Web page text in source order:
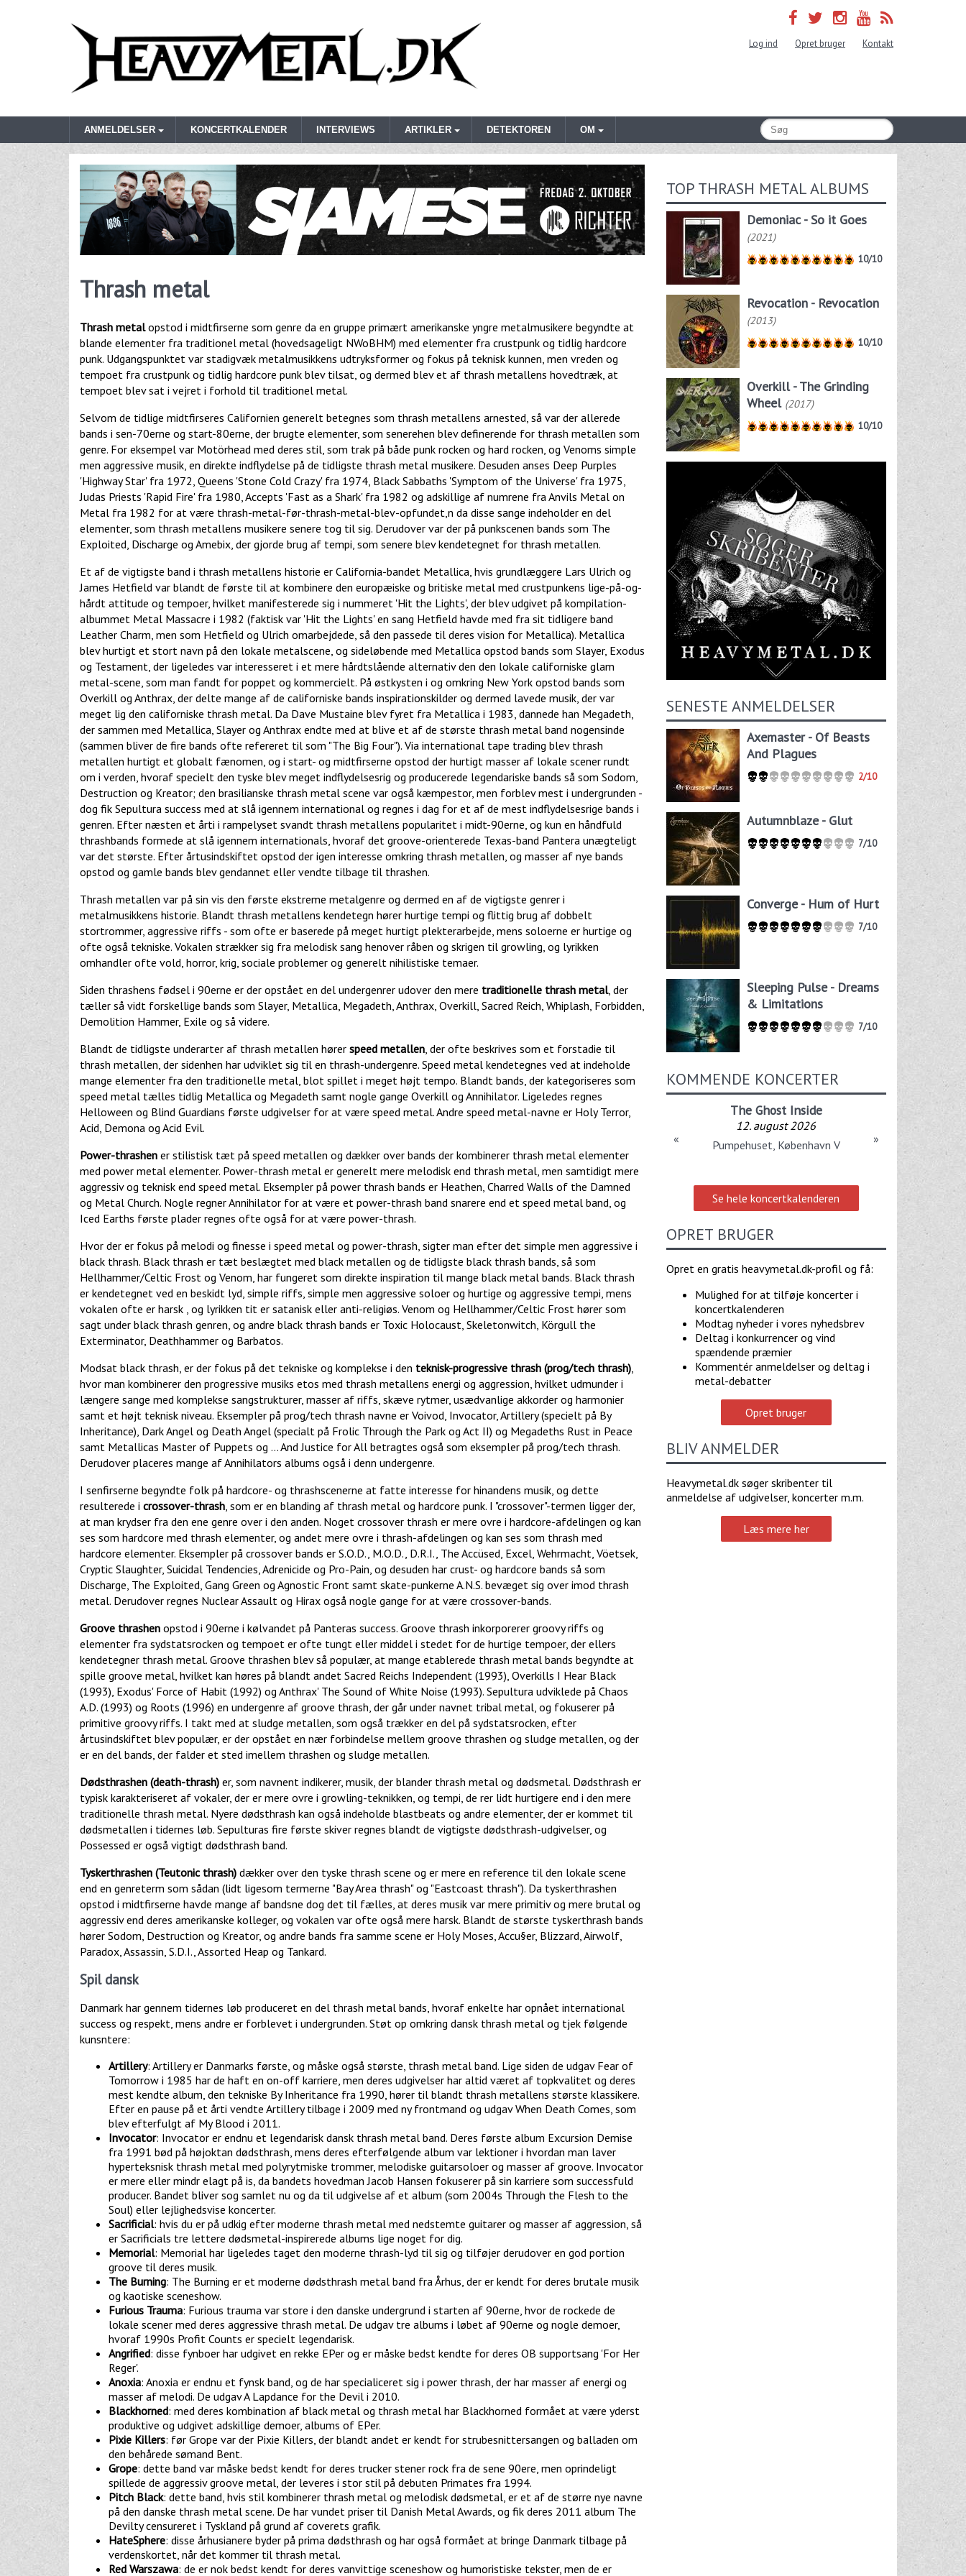
Log ind Opret bruger Kontakt
ANMELDELSER KONCERTKALENDER INTERVIEWS ARTIKLER DETEKTOREN OM
Thrash metal
Thrash metalopstod i midtfirserne som genre da en gruppe primært amerikanske yngre metalmusikere begyndte at
blande elementer fra traditionel metal (hovedsageligt NWoBHM) med elementer fra crustpunk og tidlig hardcore
punk. Udgangspunktet var stadigvæk metalmusikkens udtryksformer og fokus på teknisk kunnen, men vreden og
tempoet fra crustpunk og tidlig hardcore punk blev tilsat, og dermed blev et af thrash metallens hovedtræk, at
tempoet blev sat i vejret i forhold til traditionel metal.
Selvom de tidlige midtfirseres Californien generelt betegnes som thrash metallens arnested, så var der allerede
bands i sen-70erne og start-80erne, der brugte elementer, som senerehen blev definerende for thrash metallen som
genre. For eksempel var Motörhead med deres stil, som trak på både punk rocken og hard rocken, og Venoms simple
men aggressive musik, en direkte indflydelse på de tidligste thrash metal musikere. Desuden anses Deep Purples
'Highway Star' fra 1972, Queens 'Stone Cold Crazy' fra 1974, Black Sabbaths 'Symptom of the Universe' fra 1975,
Judas Priests 'Rapid Fire' fra 1980, Accepts 'Fast as a Shark' fra 1982 og adskillige af numrene fra Anvils Metal on
Metal fra 1982 for at være thrash-metal-før-thrash-metal-blev-opfundet,n da disse sange indeholder en del
elementer, som thrash metallens musikere senere tog til sig. Derudover var der på punkscenen bands som The
Exploited, Discharge og Amebix, der gjorde brug af tempi, som senere blev kendetegnet for thrash metallen.
Et af de vigtigste band i thrash metallens historie er California-bandet Metallica, hvis grundlæggere Lars Ulrich og
James Hetfield var blandt de første til at kombinere den europæiske og britiske metal med crustpunkens lige-på-og-
hårdt attitude og tempoer, hvilket manifesterede sig i nummeret 'Hit the Lights', der blev udgivet på kompilation-
albummet Metal Massacre i 1982 (faktisk var 'Hit the Lights' en sang Hetfield havde med fra sit tidligere band
Leather Charm, men som Hetfield og Ulrich omarbejdede, så den passede til deres vision for Metallica). Metallica
blev hurtigt et stort navn på den lokale metalscene, og sideløbende med Metallica opstod bands som Slayer, Exodus
og Testament, der ligeledes var interesseret i et mere hårdtslående alternativ den den lokale californiske glam
metal-scene, som man fandt for poppet og kommercielt. På østkysten i og omkring New York opstod bands som
Overkill og Anthrax, der delte mange af de californiske bands inspirationskilder og dermed lavede musik, der var
meget lig den californiske thrash metal. Da Dave Mustaine blev fyret fra Metallica i 1983, dannede han Megadeth,
der sammen med Metallica, Slayer og Anthrax endte med at blive et af de største thrash metal band nogensinde
(sammen bliver de fire bands ofte refereret til som "The Big Four"). Via international tape trading blev thrash
metallen hurtigt et globalt fænomen, og i start- og midtfirserne opstod der hurtigt masser af lokale scener rundt
om i verden, hvoraf specielt den tyske blev meget indflydelsesrig og producerede legendariske bands så som Sodom,
Destruction og Kreator; den brasilianske thrash metal scene var også kæmpestor, men forblev mest i undergrunden -
dog fik Sepultura success med at slå igennem international og regnes i dag for et af de mest indflydelsesrige bands i
genren. Efter næsten et årti i rampelyset svandt thrash metallens popularitet i midt-90erne, og kun en håndfuld
thrashbands formede at slå igennem internationals, hvoraf det groove-orienterede Texas-band Pantera unægteligt
var det største. Efter årtusindskiftet opstod der igen interesse omkring thrash metallen, og masser af nye bands
opstod og gamle bands blev gendannet eller vendte tilbage til thrashen.
Thrash metallen var på sin vis den første ekstreme metalgenre og dermed en af de vigtigste genrer i
metalmusikkens historie. Blandt thrash metallens kendetegn hører hurtige tempi og flittig brug af dobbelt
stortrommer, aggressive riffs - som ofte er baserede på meget hurtigt plekterarbejde, mens soloerne er hurtige og
ofte også tekniske. Vokalen strækker sig fra melodisk sang henover råben og skrigen til growling, og lyrikken
omhandler ofte vold, horror, krig, sociale problemer og generelt nihilistiske temaer.
Siden thrashens fødsel i 90erne er der opstået en del undergenrer udover den mere traditionelle thrash metal, der
tæller så vidt forskellige bands som Slayer, Metallica, Megadeth, Anthrax, Overkill, Sacred Reich, Whiplash, Forbidden,
Demolition Hammer, Exile og så videre.
Blandt de tidligste underarter af thrash metallen hører speed metallen, der ofte beskrives som et forstadie til
thrash metallen, der sidenhen har udviklet sig til en thrash-undergenre. Speed metal kendetegnes ved at indeholde
mange elementer fra den traditionelle metal, blot spillet i meget højt tempo. Blandt bands, der kategoriseres som
speed metal tælles tidlig Metallica og Megadeth samt nogle gange Overkill og Annihilator. Ligeledes regnes
Helloween og Blind Guardians første udgivelser for at være speed metal. Andre speed metal-navne er Holy Terror,
Acid, Demona og Acid Evil.
Power-thrashen er stilistisk tæt på speed metallen og dækker over bands der kombinerer thrash metal elementer
med power metal elementer. Power-thrash metal er generelt mere melodisk end thrash metal, men samtidigt mere
aggressiv og teknisk end speed metal. Eksempler på power thrash bands er Heathen, Charred Walls of the Damned
og Metal Church. Nogle regner Annihilator for at være et power-thrash band snarere end et speed metal band, og
Iced Earths første plader regnes ofte også for at være power-thrash.
Hvor der er fokus på melodi og finesse i speed metal og power-thrash, sigter man efter det simple men aggressive i
black thrash. Black thrash er tæt beslægtet med black metallen og de tidligste black thrash bands, så som
Hellhammer/Celtic Frost og Venom, har fungeret som direkte inspiration til mange black metal bands. Black thrash
er kendetegnet ved en beskidt lyd, simple riffs, simple men aggressive soloer og hurtige og aggressive tempi, mens
vokalen ofte er harsk , og lyrikken tit er satanisk eller anti-religiøs. Venom og Hellhammer/Celtic Frost hører som
sagt under black thrash genren, og andre black thrash bands er Toxic Holocaust, Skeletonwitch, Körgull the
Exterminator, Deathhammer og Barbatos.
Modsat black thrash, er der fokus på det tekniske og komplekse i den teknisk-progressive thrash (prog/tech thrash),
hvor man kombinerer den progressive musiks etos med thrash metallens energi og aggression, hvilket udmunder i
længere sange med komplekse sangstrukturer, masser af riffs, skæve rytmer, usædvanlige akkorder og harmonier
samt et højt teknisk niveau. Eksempler på prog/tech thrash navne er Voivod, Invocator, Artillery (specielt på By
Inheritance), Dark Angel og Death Angel (specialt på Frolic Through the Park og Act II) og Megadeths Rust in Peace
samt Metallicas Master of Puppets og ... And Justice for All betragtes også som eksempler på prog/tech thrash.
Derudover placeres mange af Annihilators albums også i denn undergenre.
I senfirserne begyndte folk på hardcore- og thrashscenerne at fatte interesse for hinandens musik, og dette
resulterede i crossover-thrash, som er en blanding af thrash metal og hardcore punk. I "crossover"-termen ligger der,
at man krydser fra den ene genre over i den anden. Noget crossover thrash er mere ovre i hardcore-afdelingen og kan
ses som hardcore med thrash elementer, og andet mere ovre i thrash-afdelingen og kan ses som thrash med
hardcore elementer. Eksempler på crossover bands er S.O.D., M.O.D., D.R.I., The Accüsed, Excel, Wehrmacht, Vöetsek,
Cryptic Slaughter, Suicidal Tendencies, Adrenicide og Pro-Pain, og desuden har crust- og hardcore bands så som
Discharge, The Exploited, Gang Green og Agnostic Front samt skate-punkerne A.N.S. bevæget sig over imod thrash
metal. Derudover regnes Nuclear Assault og Hirax også nogle gange for at være crossover-bands.
Groove thrashen opstod i 90erne i kølvandet på Panteras success. Groove thrash inkorporerer groovy riffs og
elementer fra sydstatsrocken og tempoet er ofte tungt eller middel i stedet for de hurtige tempoer, der ellers
kendetegner thrash metal. Groove thrashen blev så populær, at mange etablerede thrash metal bands begyndte at
spille groove metal, hvilket kan høres på blandt andet Sacred Reichs Independent (1993), Overkills I Hear Black
(1993), Exodus' Force of Habit (1992) og Anthrax' The Sound of White Noise (1993). Sepultura udviklede på Chaos
A.D. (1993) og Roots (1996) en undergenre af groove thrash, der går under navnet tribal metal, og fokuserer på
primitive groovy riffs. I takt med at sludge metallen, som også trækker en del på sydstatsrocken, efter
årtusindskiftet blev populær, er der opstået en nær forbindelse mellem groove thrashen og sludge metallen, og der
er en del bands, der falder et sted imellem thrashen og sludge metallen.
Dødsthrashen (death-thrash) er, som navnent indikerer, musik, der blander thrash metal og dødsmetal. Dødsthrash er
typisk karakteriseret af vokaler, der er mere ovre i growling-teknikken, og tempi, de rer lidt hurtigere end i den mere
traditionelle thrash metal. Nyere dødsthrash kan også indeholde blastbeats og andre elementer, der er kommet til
dødsmetallen i tidernes løb. Sepulturas fire første skiver regnes blandt de vigtigste dødsthrash-udgivelser, og
Possessed er også vigtigt dødsthrash band.
Tyskerthrashen (Teutonic thrash) dækker over den tyske thrash scene og er mere en reference til den lokale scene
end en genreterm som sådan (lidt ligesom termerne "Bay Area thrash" og "Eastcoast thrash"). Da tyskerthrashen
opstod i midtfirserne havde mange af bandsne dog det til fælles, at deres musik var mere primitiv og mere brutal og
aggressiv end deres amerikanske kolleger, og vokalen var ofte også mere harsk. Blandt de største tyskerthrash bands
hører Sodom, Destruction og Kreator, og andre bands fra samme scene er Holy Moses, Accu§er, Blizzard, Airwolf,
Paradox, Assassin, S.D.I., Assorted Heap og Tankard.
Spil dansk
Danmark har gennem tidernes løb produceret en del thrash metal bands, hvoraf enkelte har opnået international
success og respekt, mens andre er forblevet i undergrunden. Støt op omkring dansk thrash metal og tjek følgende
kunsntere:
Artillery: Artillery er Danmarks første, og måske også største, thrash metal band. Lige siden de udgav Fear of
Tomorrow i 1985 har de haft en on-off karriere, men deres udgivelser har altid været af topkvalitet og deres
mest kendte album, den tekniske By Inheritance fra 1990, hører til blandt thrash metallens største klassikere.
Efter en pause på et årti vendte Artillery tilbage i 2009 med ny frontmand og udgav When Death Comes, som
blev efterfulgt af My Blood i 2011.
Invocator: Invocator er endnu et legendarisk dansk thrash metal band. Deres første album Excursion Demise
fra 1991 bød på højoktan dødsthrash, mens deres efterfølgende album var lektioner i hvordan man laver
hyperteksnisk thrash metal med polyrytmiske trommer, melodiske guitarsoloer og masser af groove. Invocator
er mere eller mindr elagt på is, da bandets hovedman Jacob Hansen fokuserer på sin karriere som successfuld
producer. Bandet bliver sog samlet nu og da til udgivelse af et album (som 2004s Through the Flesh to the
Soul) eller lejlighedsvise koncerter.
Sacrificial: hvis du er på udkig efter moderne thrash metal med nedstemte guitarer og masser af aggression, så
er Sacrificials tre lettere dødsmetal-inspirerede albums lige noget for dig.
Memorial: Memorial har ligeledes taget den moderne thrash-lyd til sig og tilføjer derudover en god portion
groove til deres musik.
The Burning: The Burning er et moderne dødsthrash metal band fra Århus, der er kendt for deres brutale musik
og kaotiske sceneshow.
Furious Trauma: Furious trauma var store i den danske undergrund i starten af 90erne, hvor de rockede de
lokale scener med deres aggressive thrash metal. De udgav tre albums i løbet af 90erne og nogle demoer,
hvoraf 1990s Profit Counts er specielt legendarisk.
Angrified: disse fynboer har udgivet en rekke EPer og er måske bedst kendte for deres OB supportsang 'For Her
Reger'.
Anoxia: Anoxia er endnu et fynsk band, og de har specialiceret sig i power thrash, der har masser af energi og
masser af melodi. De udgav A Lapdance for the Devil i 2010.
Blackhorned: med deres kombination af black metal og thrash metal har Blackhorned formået at være yderst
produktive og udgivet adskillige demoer, albums of EPer.
Pixie Killers: før Grope var der Pixie Killers, der blandt andet er kendt for strubesnittersangen og balladen om
den behårede sømand Bent.
Grope: dette band var måske bedst kendt for deres trucker stener rock fra de sene 90ere, men oprindeligt
spillede de aggressiv groove metal, der leveres i stor stil på debuten Primates fra 1994.
Pitch Black: dette band, hvis stil kombinerer thrash metal og melodisk dødsmetal, er et af de større nye navne
på den danske thrash metal scene. De har vundet priser til Danish Metal Awards, og fik deres 2011 album The
Devilty censureret i Tyskland på grund af coverets grafik.
HateSphere: disse århusianere byder på prima dødsthrash og har også formået at bringe Danmark tilbage på
verdenskortet, når det kommer til thrash metal.
Red Warszawa: de er nok bedst kendt for deres vanvittige sceneshow og humoristiske tekster, men de er
TOP THRASH METAL ALBUMS
Demoniac - So it Goes
(2021)
10/10
Revocation - Revocation
(2013)
10/10
Overkill - The Grinding
Wheel (2017)
10/10
SENESTE ANMELDELSER
Axemaster - Of Beasts
And Plagues
2/10
Autumnblaze - Glut
7/10
Converge - Hum of Hurt
7/10
Sleeping Pulse - Dreams
& Limitations
7/10
KOMMENDE KONCERTER
The Ghost Inside
12. august 2026
Pumpehuset, København V
« »
Se hele koncertkalenderen
OPRET BRUGER
Opret en gratis heavymetal.dk-profil og få:
Mulighed for at tilføje koncerter i
koncertkalenderen
Modtag nyheder i vores nyhedsbrev
Deltag i konkurrencer og vind
spændende præmier
Kommentér anmeldelser og deltag i
metal-debatter
Opret bruger
BLIV ANMELDER
Heavymetal.dk søger skribenter til
anmeldelse af udgivelser, koncerter m.m.
Læs mere her